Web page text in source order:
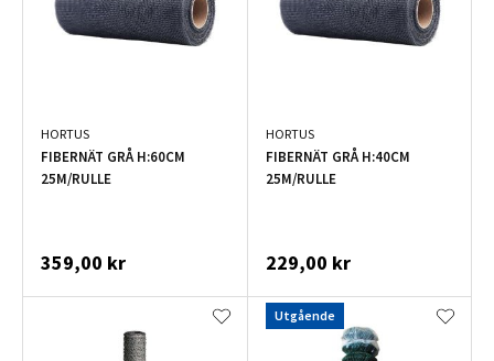
HORTUS
FIBERNÄT GRÅ H:60CM
25M/RULLE
359,00 kr
HORTUS
FIBERNÄT GRÅ H:40CM
25M/RULLE
229,00 kr
Utgående